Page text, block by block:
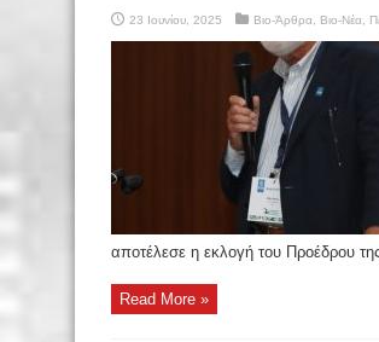
23 Ιουνίου, 2025 Βιο-Άρθρα Βιο-Νέα
αποτέλεσε η εκλογή του Προέδρου
Read More »